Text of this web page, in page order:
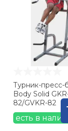
Турник-пресс-
Body Solid
82/GVKR-82
есть в